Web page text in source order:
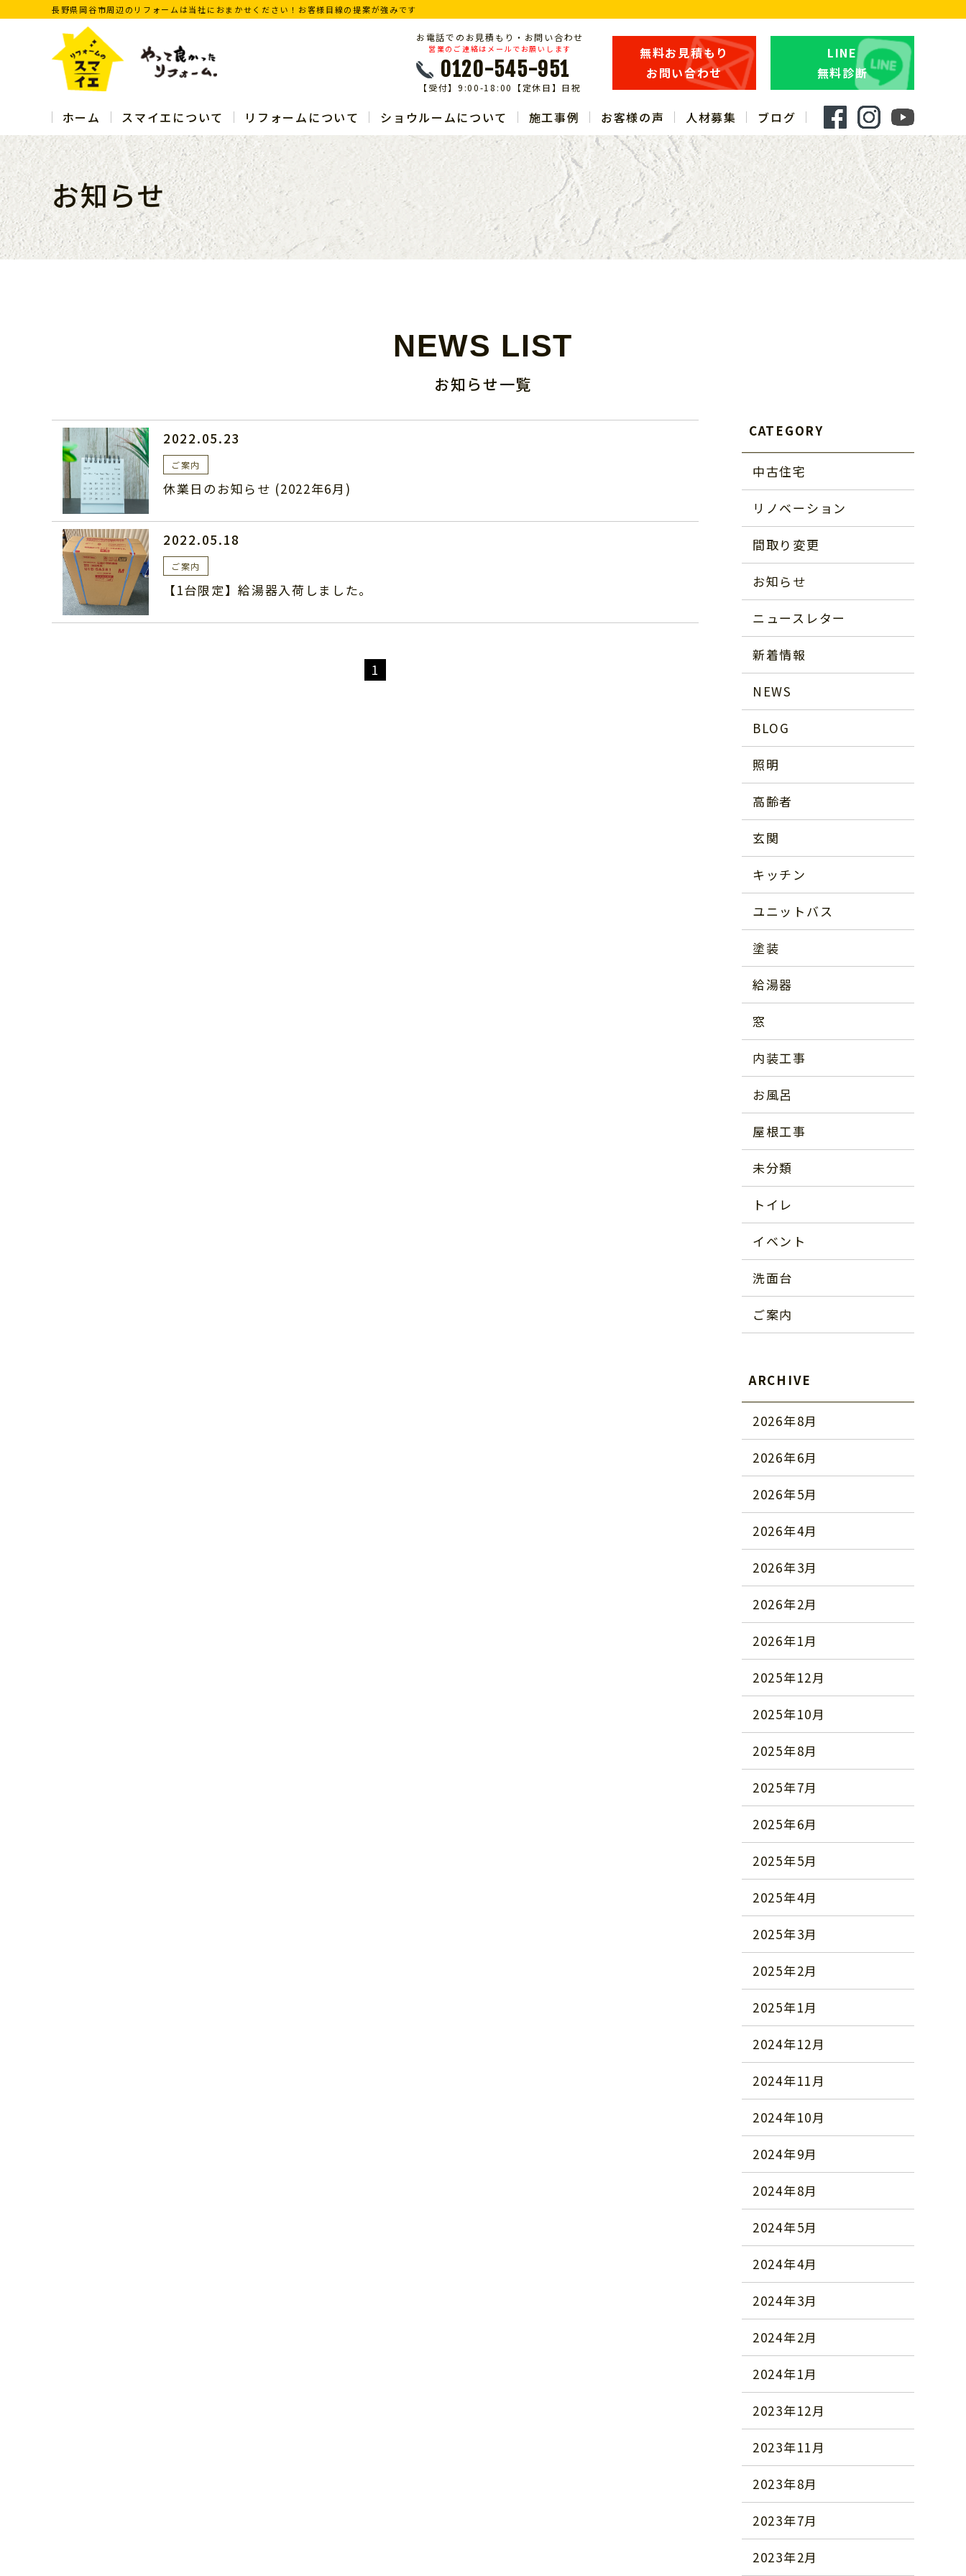
長野県岡谷市周辺のリフォームは当社におまかせください！お客様目線の提案が強みです
お電話でのお見積もり・お問い合わせ
営業のご連絡はメールでお願いします
0120-545-951
【受付】9:00-18:00【定休日】日祝
無料お見積もり
お問い合わせ
LINE
無料診断
ホーム スマイエについて リフォームについて ショウルームについて 施工事例 お客様の声 人材募集 ブログ
お知らせ
NEWS LIST
お知らせ一覧
2022.05.23
ご案内
休業日のお知らせ (2022年6月)
2022.05.18
ご案内
【1台限定】給湯器入荷しました。
1
CATEGORY
中古住宅
リノベーション
間取り変更
お知らせ
ニュースレター
新着情報
NEWS
BLOG
照明
高齢者
玄関
キッチン
ユニットバス
塗装
給湯器
窓
内装工事
お風呂
屋根工事
未分類
トイレ
イベント
洗面台
ご案内
ARCHIVE
2026年8月
2026年6月
2026年5月
2026年4月
2026年3月
2026年2月
2026年1月
2025年12月
2025年10月
2025年8月
2025年7月
2025年6月
2025年5月
2025年4月
2025年3月
2025年2月
2025年1月
2024年12月
2024年11月
2024年10月
2024年9月
2024年8月
2024年5月
2024年4月
2024年3月
2024年2月
2024年1月
2023年12月
2023年11月
2023年8月
2023年7月
2023年2月